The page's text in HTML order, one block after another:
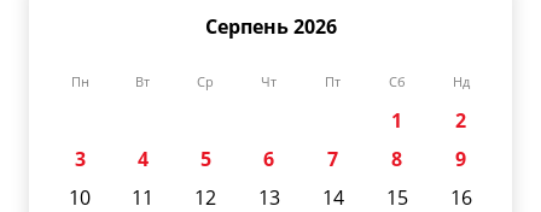
Серпень 2026
Пн Вт Ср Чт Пт Сб Нд
1
2
3
4 5 6 7 8
9
10
11 12 13 14 15
16